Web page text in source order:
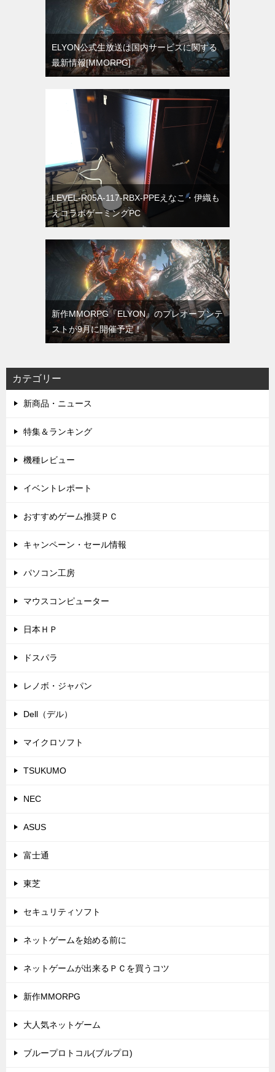
ELYON公式生放送は国内サービスに関する
最新情報[MMORPG]
LEVEL-R05A-117-RBX-PPEえなこ・伊織も
えコラボゲーミングPC
新作MMORPG『ELYON』のプレオープンテ
ストが9月に開催予定！
カテゴリー
新商品・ニュース
特集＆ランキング
機種レビュー
イベントレポート
おすすめゲーム推奨ＰＣ
キャンペーン・セール情報
パソコン工房
マウスコンピューター
日本ＨＰ
ドスパラ
レノボ・ジャパン
Dell（デル）
マイクロソフト
TSUKUMO
NEC
ASUS
富士通
東芝
セキュリティソフト
ネットゲームを始める前に
ネットゲームが出来るＰＣを買うコツ
新作MMORPG
大人気ネットゲーム
ブループロトコル(ブルプロ)